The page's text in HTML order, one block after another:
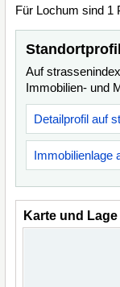
Für Lochum sind 1
Auf
Immobilien- und
Detailprofil auf
Immobilienlage
Karte und Lage